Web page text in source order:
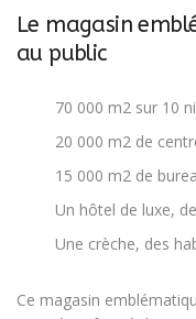
Le magasin
au public
70 000 m2 sur 10
20 000 m2 de
15 000 m2 de
Un hôtel de luxe,
Une crèche, des
Ce magasin